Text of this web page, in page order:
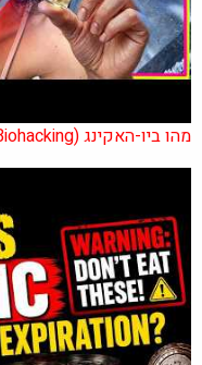
מהו ביו-האקינג (Biohacking) ולמה העולם פתאום מדבר עליו?